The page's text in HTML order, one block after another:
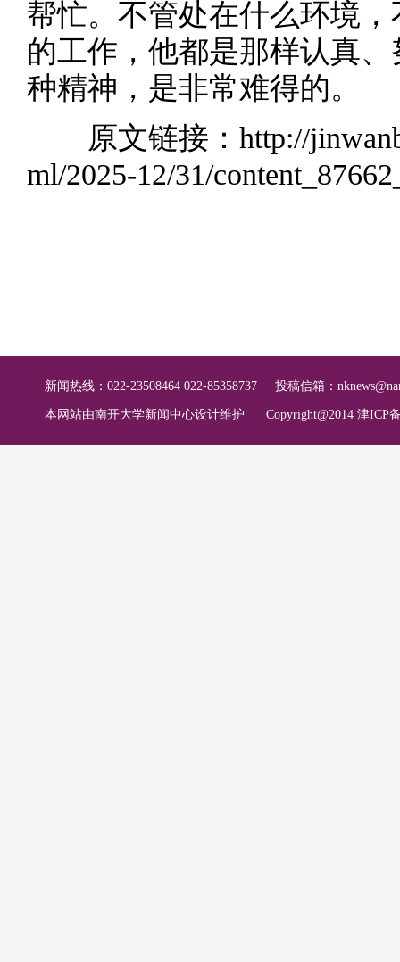
帮忙。不管处在什么环境
的工作，他都是那样认真
种精神，是非常难得的。
原文链接： http://
ml/2025-12/31/
新闻热线：022-23508464 022-85358737 投稿信箱：
本网站由南开大学新闻中心设计维护 Copyright@2014 津ICP